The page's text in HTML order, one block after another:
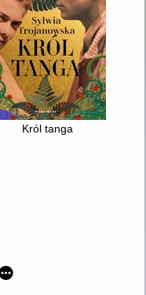
Król tanga